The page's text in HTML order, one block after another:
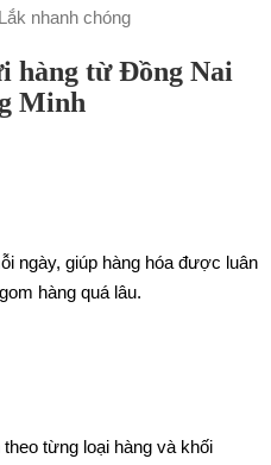
hàng từ Đồng Nai
Minh
ngày, giúp hàng hóa được luân
hàng quá lâu.
từng loại hàng và khối